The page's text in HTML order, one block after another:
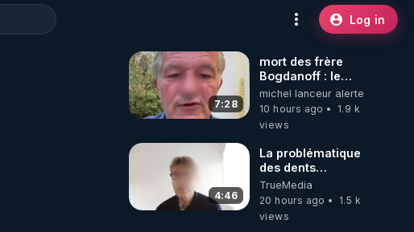
Log in
7:28
mort des frère
Bogdanoff : le
mensonge d état
michel lanceur alerte
10 hours ago
1.9 k
views
4:46
La problématique
des dents
dévitalisées et
des implants
TrueMedia
20 hours ago
1.5 k
views